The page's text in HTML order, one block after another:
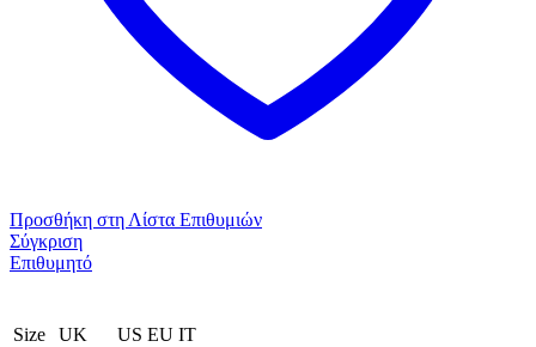
Προσθήκη στη Λίστα Επιθυμιών
Σύγκριση
Επιθυμητό
Size UK US EU ΙΤ